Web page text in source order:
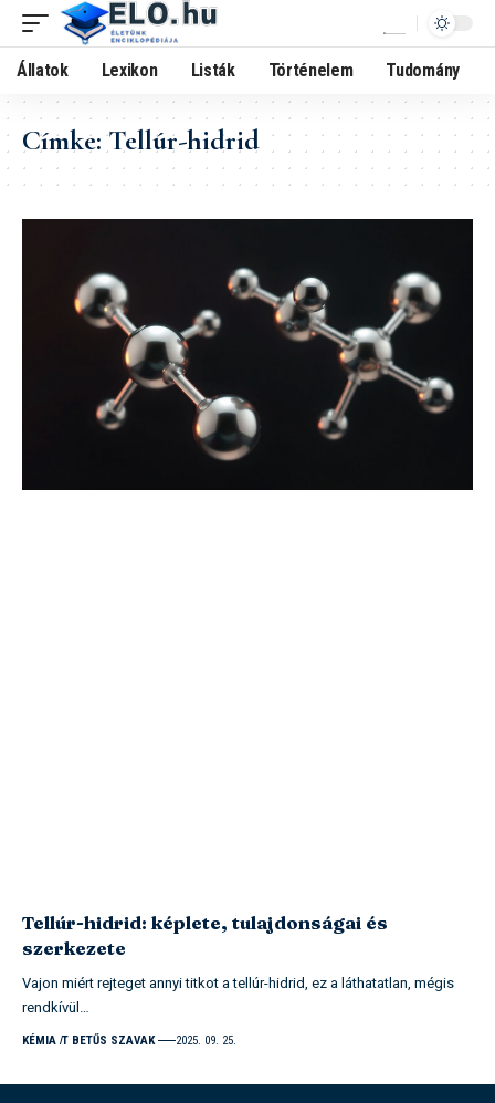
Állatok Lexikon Listák Történelem Tudomány
Címke:Tellúr-hidrid
Tellúr-hidrid: képlete, tulajdonságai és
szerkezete
Vajon miért rejteget annyi titkot a tellúr-hidrid, ez a láthatatlan, mégis
rendkívül…
KÉMIA T BETŰS SZAVAK 2025. 09. 25.